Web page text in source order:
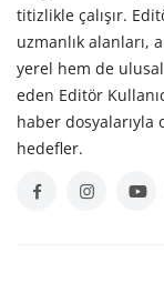
titizlikle çalışır.
uzmanlık alanları,
yerel hem de
eden Editör
haber dosyalarıyla
hedefler.